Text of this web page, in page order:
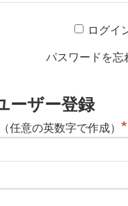
ログイ
パスワードを
ーザー登録
任意の英数字で作成） *